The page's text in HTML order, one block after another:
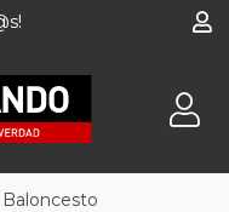
Baloncesto